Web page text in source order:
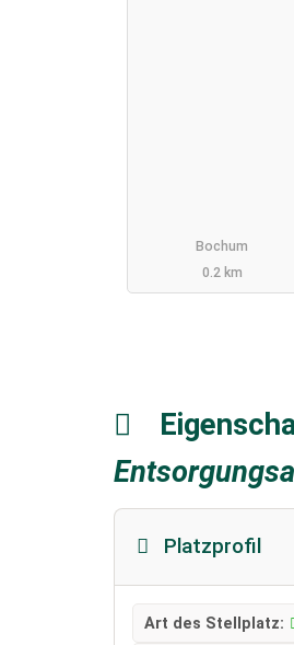
Bochum
0.2 km
Platzprofil
Art des Stellplatz: